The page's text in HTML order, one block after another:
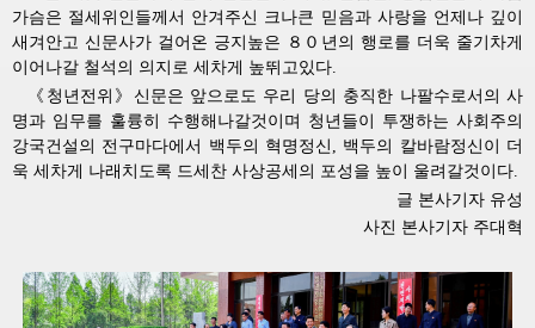
가슴은 절세위인들께서 안겨주신 크나큰 믿음과 사랑을 언제나 깊이
새겨안고 신문사가 걸어온 긍지높은 ８０년의 행로를 더욱 줄기차게
이어나갈 철석의 의지로 세차게 높뛰고있다.
《청년전위》신문은 앞으로도 우리 당의 충직한 나팔수로서의 사
명과 임무를 훌륭히 수행해나갈것이며 청년들이 투쟁하는 사회주의
강국건설의 전구마다에서 백두의 혁명정신, 백두의 칼바람정신이 더
욱 세차게 나래치도록 드세찬 사상공세의 포성을 높이 울려갈것이다.
글 본사기자 유성
사진 본사기자 주대혁